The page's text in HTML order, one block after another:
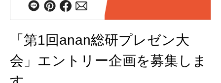
「第1回anan総研プレゼン大
会」エントリー企画を募集しま